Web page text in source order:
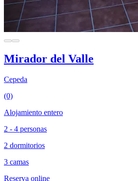
Mirador del Valle
Cepeda
(0)
Alojamiento entero
2 - 4 personas
2 dormitorios
3 camas
Reserva online